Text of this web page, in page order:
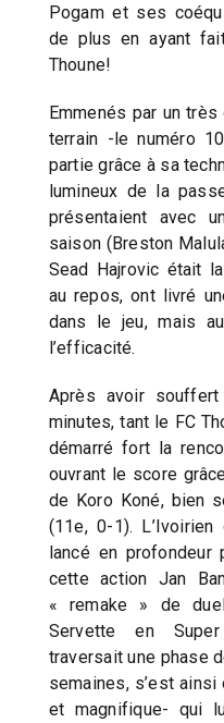
Pogam et ses
de plus en ayant
Thoune!
Emmenés par un
terrain -le numéro
partie grâce à sa
lumineux de la
présentaient avec
saison (Breston
Sead Hajrovic était
au repos, ont livré
dans le jeu, mais
l’efficacité.
Après avoir
minutes, tant le FC
démarré fort la
ouvrant le score
de Koro Koné, bien
(11e, 0-1).
lancé en profondeur
cette action Jan
« remake » de
Servette en
traversait une phase
semaines, s’est
et magnifique- qui